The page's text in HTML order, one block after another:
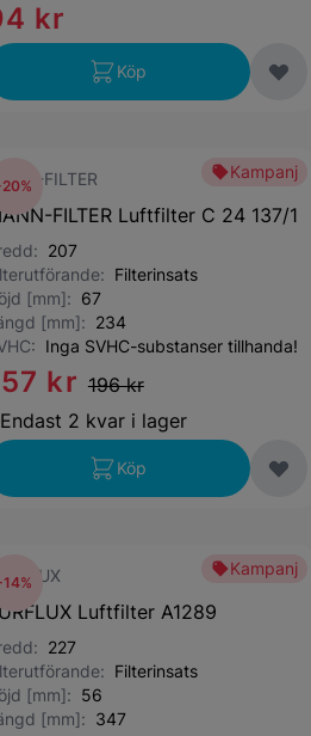
kr
Köp
Kampanj
FILTER
FILTER Luftfilter C 24 137/1
207
Filterinsats
[mm]: 67
[mm]: 234
Inga SVHC-substanser tillhanda!
kr 196 kr
Endast 2 kvar i lager
Köp
Kampanj
Luftfilter A1289
227
Filterinsats
[mm]: 56
[mm]: 347